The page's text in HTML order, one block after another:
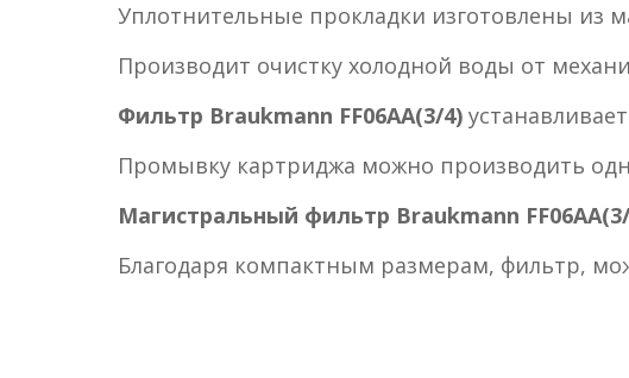
Уплотнительные прокладки изготовлены из
Производит очистку холодной воды от
Фильтр Braukmann FF06AA(3/4)
Промывку картриджа можно производить
Магистральный фильтр Braukmann
Благодаря компактным размерам, фильтр,